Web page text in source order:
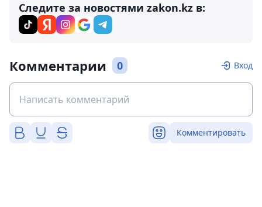
Следите за новостями zakon.kz в:
Комментарии 0 Вход
Комментировать